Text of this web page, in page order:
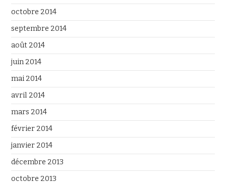
octobre 2014
septembre 2014
août 2014
juin 2014
mai 2014
avril 2014
mars 2014
février 2014
janvier 2014
décembre 2013
octobre 2013